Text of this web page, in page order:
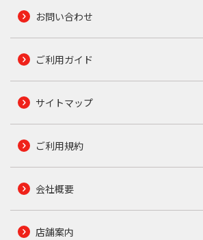
お問い合わせ
ご利用ガイド
サイトマップ
ご利用規約
会社概要
店舗案内